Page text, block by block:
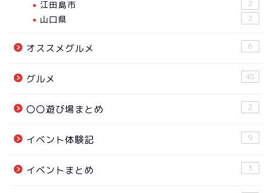
江田島市 2
山口県 2
オススメグルメ 6
グルメ 48
〇〇遊び場まとめ 2
イベント体験記 9
イベントまとめ 3